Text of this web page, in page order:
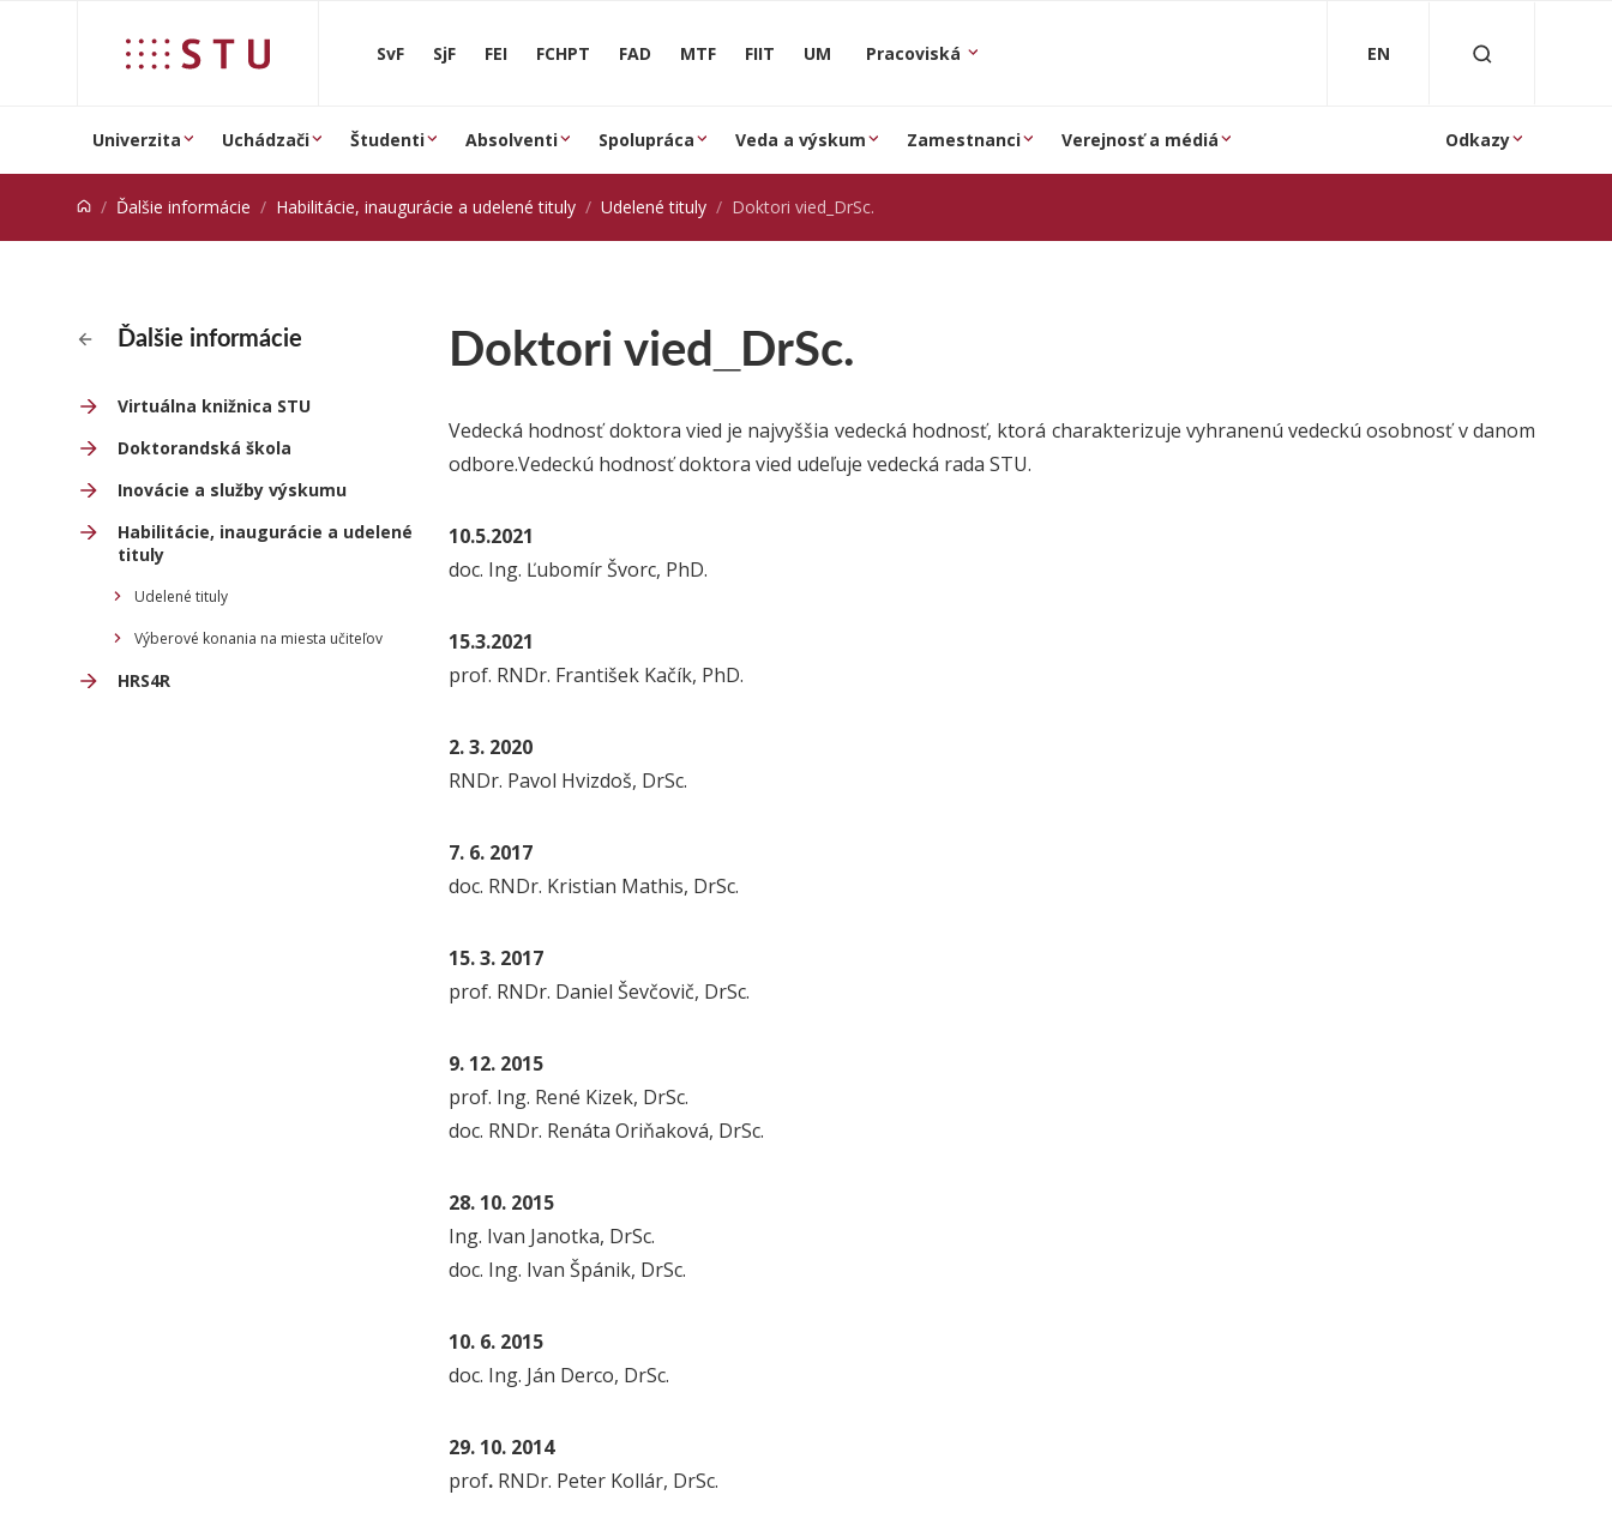
SvF SjF FEI FCHPT FAD MTF FIIT UM Pracoviská EN
Univerzita Uchádzači Študenti Absolventi Spolupráca Veda a výskum Zamestnanci Verejnosť a médiá Odkazy
Ďalšie informácie Habilitácie, inaugurácie a udelené tituly Udelené tituly Doktori vied_DrSc.
Ďalšie informácie
Virtuálna knižnica STU
Doktorandská škola
Inovácie a služby výskumu
Habilitácie, inaugurácie a udelené
tituly
Udelené tituly
Výberové konania na miesta učiteľov
HRS4R
Doktori vied_DrSc.
Vedecká hodnosť doktora vied je najvyššia vedecká hodnosť, ktorá charakterizuje vyhranenú vedeckú osobnosť v danom
odbore.Vedeckú hodnosť doktora vied udeľuje vedecká rada STU.
10.5.2021
doc. Ing. Ľubomír Švorc, PhD.
15.3.2021
prof. RNDr. František Kačík, PhD.
2. 3. 2020
RNDr. Pavol Hvizdoš, DrSc.
7. 6. 2017
doc. RNDr. Kristian Mathis, DrSc.
15. 3. 2017
prof. RNDr. Daniel Ševčovič, DrSc.
9. 12. 2015
prof. Ing. René Kizek, DrSc.
doc. RNDr. Renáta Oriňaková, DrSc.
28. 10. 2015
Ing. Ivan Janotka, DrSc.
doc. Ing. Ivan Špánik, DrSc.
10. 6. 2015
doc. Ing. Ján Derco, DrSc.
29. 10. 2014
prof. RNDr. Peter Kollár, DrSc.